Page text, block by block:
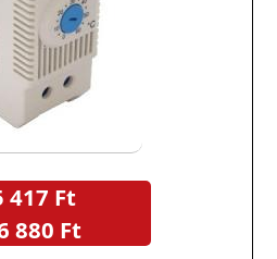
417 Ft
880 Ft